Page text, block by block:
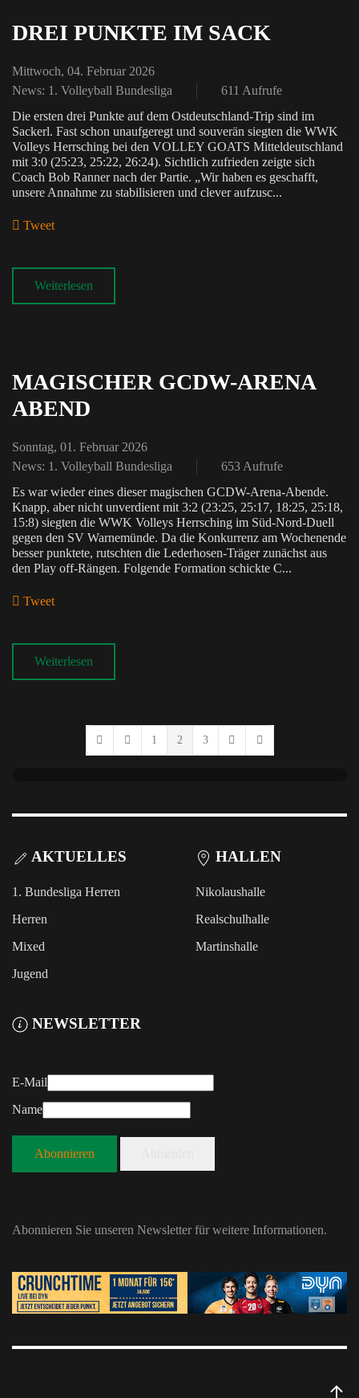
DREI PUNKTE IM SACK
Mittwoch, 04. Februar 2026
News: 1. Volleyball Bundesliga
611 Aufrufe
Die ersten drei Punkte auf dem Ostdeutschland-Trip sind im
Sackerl. Fast schon unaufgeregt und souverän siegten die WWK
Volleys Herrsching bei den VOLLEY GOATS Mitteldeutschland
mit 3:0 (25:23, 25:22, 26:24). Sichtlich zufrieden zeigte sich
Coach Bob Ranner nach der Partie. „Wir haben es geschafft,
unsere Annahme zu stabilisieren und clever aufzusc...
Tweet
Weiterlesen
MAGISCHER GCDW-ARENA
ABEND
Sonntag, 01. Februar 2026
News: 1. Volleyball Bundesliga
653 Aufrufe
Es war wieder eines dieser magischen GCDW-Arena-Abende.
Knapp, aber nicht unverdient mit 3:2 (23:25, 25:17, 18:25, 25:18,
15:8) siegten die WWK Volleys Herrsching im Süd-Nord-Duell
gegen den SV Warnemünde. Da die Konkurrenz am Wochenende
besser punktete, rutschten die Lederhosen-Träger zunächst aus
den Play off-Rängen. Folgende Formation schickte C...
Tweet
Weiterlesen
First PagePrevious Page
1 2 3
Next PageLast Page
AKTUELLES
1. Bundesliga Herren
Herren
Mixed
Jugend
HALLEN
Nikolaushalle
Realschulhalle
Martinshalle
NEWSLETTER
E-Mail
Name
Abonnieren
Abonnieren Sie unseren Newsletter für weitere Informationen.